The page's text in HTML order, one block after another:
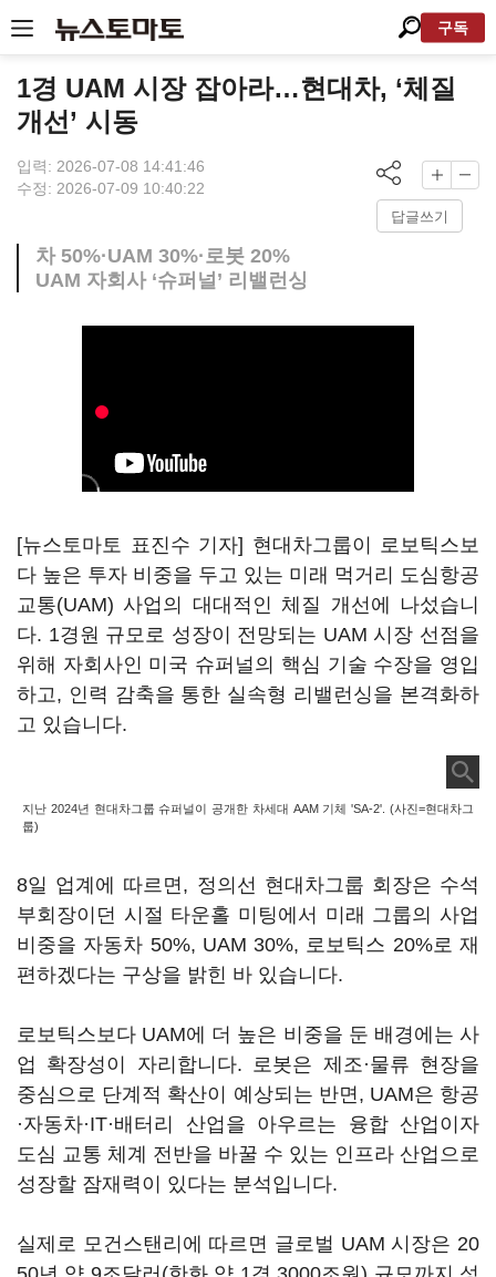
구독
1경 UAM 시장 잡아라…현대차, ‘체질
개선’ 시동
입력: 2026-07-08 14:41:46
수정: 2026-07-09 10:40:22
답글쓰기
차 50%·UAM 30%·로봇 20%
UAM 자회사 ‘슈퍼널’ 리밸런싱
[뉴스토마토 표진수 기자] 현대차그룹이 로보틱스보
다 높은 투자 비중을 두고 있는 미래 먹거리 도심항공
교통(UAM) 사업의 대대적인 체질 개선에 나섰습니
다. 1경원 규모로 성장이 전망되는 UAM 시장 선점을
위해 자회사인 미국 슈퍼널의 핵심 기술 수장을 영입
하고, 인력 감축을 통한 실속형 리밸런싱을 본격화하
고 있습니다.
지난 2024년 현대차그룹 슈퍼널이 공개한 차세대 AAM 기체 'SA-2'. (사진=현대차그
룹)
8일 업계에 따르면, 정의선 현대차그룹 회장은 수석
부회장이던 시절 타운홀 미팅에서 미래 그룹의 사업
비중을 자동차 50%, UAM 30%, 로보틱스 20%로 재
편하겠다는 구상을 밝힌 바 있습니다.
로보틱스보다 UAM에 더 높은 비중을 둔 배경에는 사
업 확장성이 자리합니다. 로봇은 제조·물류 현장을
중심으로 단계적 확산이 예상되는 반면, UAM은 항공
·자동차·IT·배터리 산업을 아우르는 융합 산업이자
도심 교통 체계 전반을 바꿀 수 있는 인프라 산업으로
성장할 잠재력이 있다는 분석입니다.
실제로 모건스탠리에 따르면 글로벌 UAM 시장은 20